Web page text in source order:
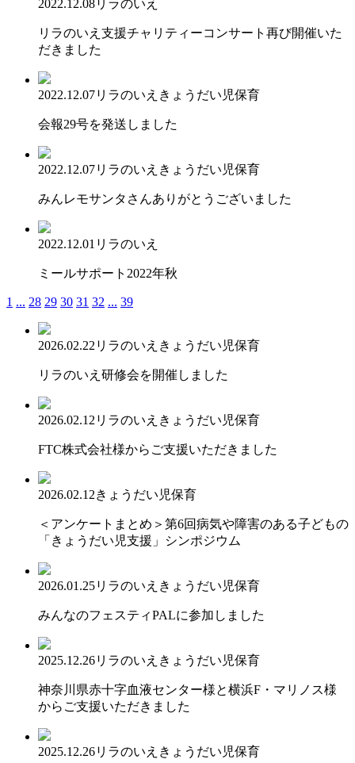
2022.12.08リラのいえ
リラのいえ支援チャリティーコンサート再び開催いた
だきました
2022.12.07リラのいえ きょうだい児保育
会報29号を発送しました
2022.12.07リラのいえ きょうだい児保育
みんレモサンタさんありがとうございました
2022.12.01 リラのいえ
ミールサポート2022年秋
1 ... 28 29 30 31 32 ... 39
2026.02.22 リラのいえ きょうだい児保育
リラのいえ研修会を開催しました
2026.02.12 リラのいえ きょうだい児保育
FTC株式会社様からご支援いただきました
2026.02.12きょうだい児保育
＜アンケートまとめ＞第6回病気や障害のある子どもの
「きょうだい児支援」シンポジウム
2026.01.25リラのいえ きょうだい児保育
みんなのフェスティPALに参加しました
2025.12.26リラのいえ きょうだい児保育
神奈川県赤十字血液センター様と横浜F・マリノス様
からご支援いただきました
2025.12.26リラのいえ きょうだい児保育